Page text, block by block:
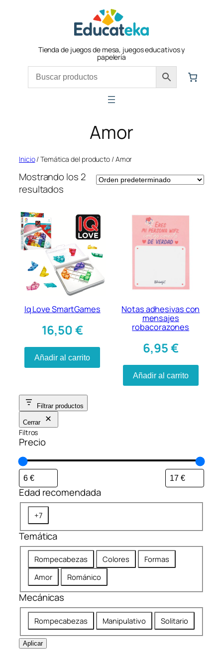
Tienda de juegos de mesa, juegos educativos y
papelería
Amor
Inicio/ Temática del producto / Amor
Mostrando los 2
resultados
Iq Love SmartGames
16,50€
Añadir al carrito
Notas adhesivas con
mensajes
robacorazones
6,95€
Añadir al carrito
Filtrar productos
Cerrar
Filtros
Precio
Edad recomendada
d
a
d
c
o
m
n
d
+7
Temática
e
m
á
t
c
a
Rompecabezas Colores
Formas
Amor
Románico
Mecánicas
M
e
c
Rompecabezas Manipulativo Solitario
Aplicar